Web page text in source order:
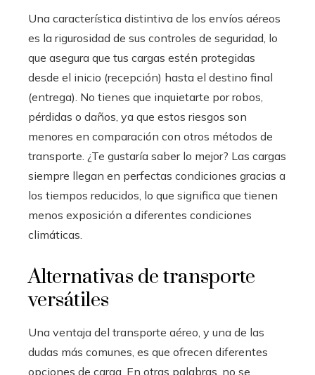
Una característica distintiva de los envíos aéreos
es la rigurosidad de sus controles de seguridad, lo
que asegura que tus cargas estén protegidas
desde el inicio (recepción) hasta el destino final
(entrega). No tienes que inquietarte por robos,
pérdidas o daños, ya que estos riesgos son
menores en comparación con otros métodos de
transporte. ¿Te gustaría saber lo mejor? Las cargas
siempre llegan en perfectas condiciones gracias a
los tiempos reducidos, lo que significa que tienen
menos exposición a diferentes condiciones
climáticas.
Alternativas de transporte
versátiles
Una ventaja del transporte aéreo, y una de las
dudas más comunes, es que ofrecen diferentes
opciones de carga. En otras palabras, no se